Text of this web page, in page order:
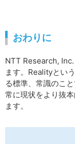
おわりに
NTT Research,
ます。Realityとい
る標準、常識のこ
常に現状をより抜
ます。